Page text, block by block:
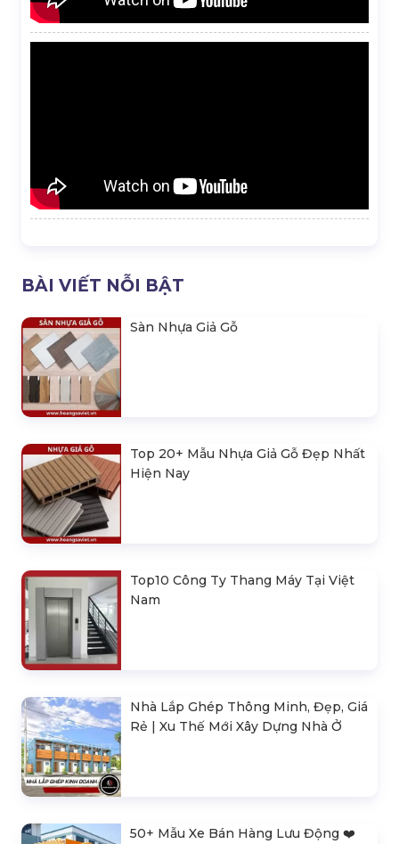
BÀI VIẾT NỖI BẬT
Sàn Nhựa Giả Gỗ
Top 20+ Mẫu Nhựa Giả Gỗ Đẹp Nhất
Hiện Nay
Top10 Công Ty Thang Máy Tại Việt
Nam
Nhà Lắp Ghép Thông Minh, Đẹp, Giá
Rẻ | Xu Thế Mới Xây Dựng Nhà Ở
50+ Mẫu Xe Bán Hàng Lưu Động ❤️️